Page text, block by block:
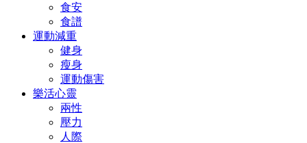
食安
食譜
運動減重
健身
瘦身
運動傷害
樂活心靈
兩性
壓力
人際